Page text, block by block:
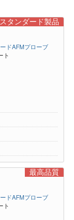
タンダード製品
ドAFMプローブ
ト
最高品質
ドAFMプローブ
ト